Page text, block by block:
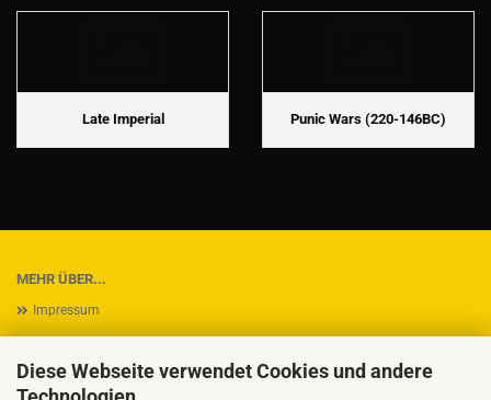
Diese Webseite verwendet Cookies und andere
Late Imperial Punic Wars (220-146BC)
MEHR ÜBER...
Impressum
Versand- & Zahlungsbedingungen